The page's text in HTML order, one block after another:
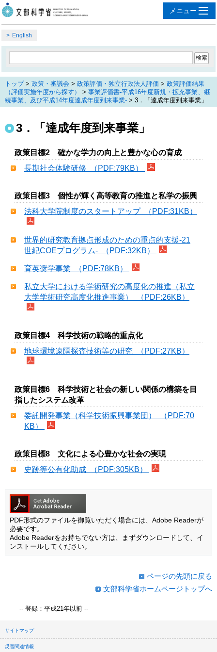
English
トップ> 政策・審議会 > 政策評価・独立行政法人評価 > 政策評価結果
（評価実施年度から探す）
> 事業評価書‐平成16年度新規・拡充事業、継
続事業、及び平成14年度達成年度到来事業‐ > 3．「達成年度到来事業」
3．「達成年度到来事業」
政策目標2 確かな学力の向上と豊かな心の育成
長期社会体験研修 （PDF:79KB）
政策目標3 個性が輝く高等教育の推進と私学の振興
法科大学院制度のスタートアップ （PDF:31KB）
世界的研究教育拠点形成のための重点的支援‐21
世紀COEプログラム‐ （PDF:32KB）
育英奨学事業 （PDF:78KB）
私立大学における学術研究の高度化の推進（私立
大学学術研究高度化推進事業） （PDF:26KB）
政策目標4 科学技術の戦略的重点化
地球環境遠隔探査技術等の研究 （PDF:27KB）
政策目標6 科学技術と社会の新しい関係の構築を目
指したシステム改革
委託開発事業（科学技術振興事業団） （PDF:70
KB）
政策目標8 文化による心豊かな社会の実現
史跡等公有化助成 （PDF:305KB）
PDF形式のファイルを御覧いただく場合には、Adobe Readerが
必要です。
Adobe Readerをお持ちでない方は、まずダウンロードして、イ
ンストールしてください。
ページの先頭に戻る
文部科学省ホームページトップへ
-- 登録：平成21年以前 --
サイトマップ
災害関連情報